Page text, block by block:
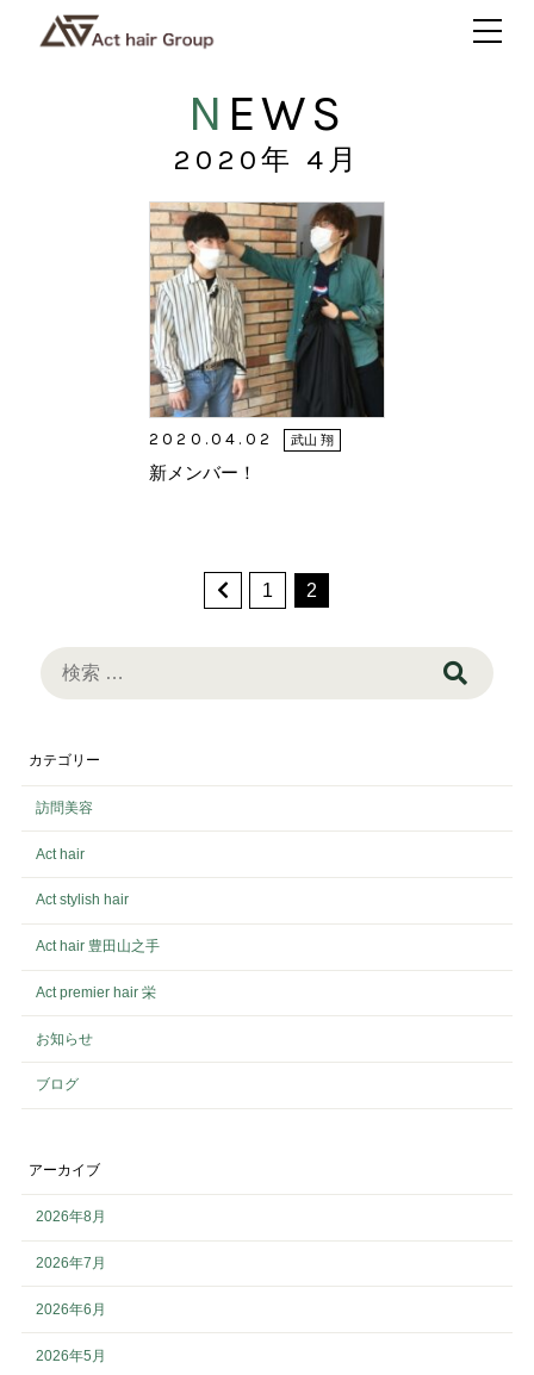
NEWS
2020年 4月
2020.04.02 武山 翔
新メンバー！
1 2
検
索:
カテゴリー
訪問美容
Act hair
Act stylish hair
Act hair 豊田山之手
Act premier hair 栄
お知らせ
ブログ
アーカイブ
2026年8月
2026年7月
2026年6月
2026年5月